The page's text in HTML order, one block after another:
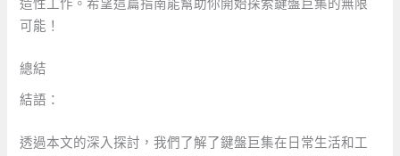
可能！
總結
結語：
透過本文的深入探討，我們了解了鍵盤巨集在日常生活和工